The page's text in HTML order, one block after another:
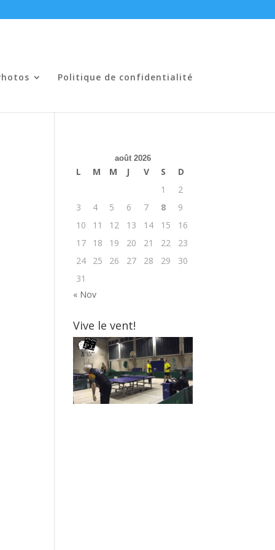
Politique de confidentialité
août 2026
L M M J V S
D
1
2
3
4 5 6 7 8
9
10
11 12 13 14 15
16
17
18 19 20 21 22
23
24
25 26 27 28 29
30
31
« Nov
Vive le vent!